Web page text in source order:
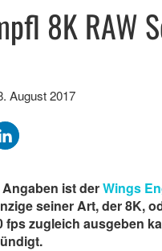
8K RAW
August 2017
ist derWings
seiner Art, der 8K,
fps zugleich ausgeben